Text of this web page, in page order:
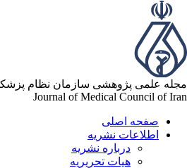
علمی پژوهشی سازمان نظام پزشکی
Journal of Medical Council of
صفحه اصلی
اطلاعات نشریه
درباره نشریه
هیات تحریریه